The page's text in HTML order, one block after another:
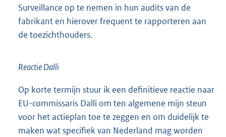
Surveillance op te nemen in hun audits van de
fabrikant en hierover frequent te rapporteren aan
de toezichthouders.
Reactie Dalli
Op korte termijn stuur ik een definitieve reactie naar
EU-commissaris Dalli om ten algemene mijn steun
voor het actieplan toe te zeggen en om duidelijk te
maken wat specifiek van Nederland mag worden